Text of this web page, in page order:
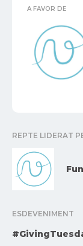
A FAVOR DE
REPTE LIDERAT
ESDEVENIMENT